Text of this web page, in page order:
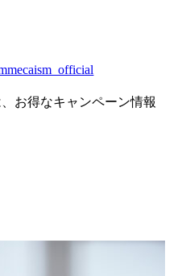
お得なキャンペーン情報